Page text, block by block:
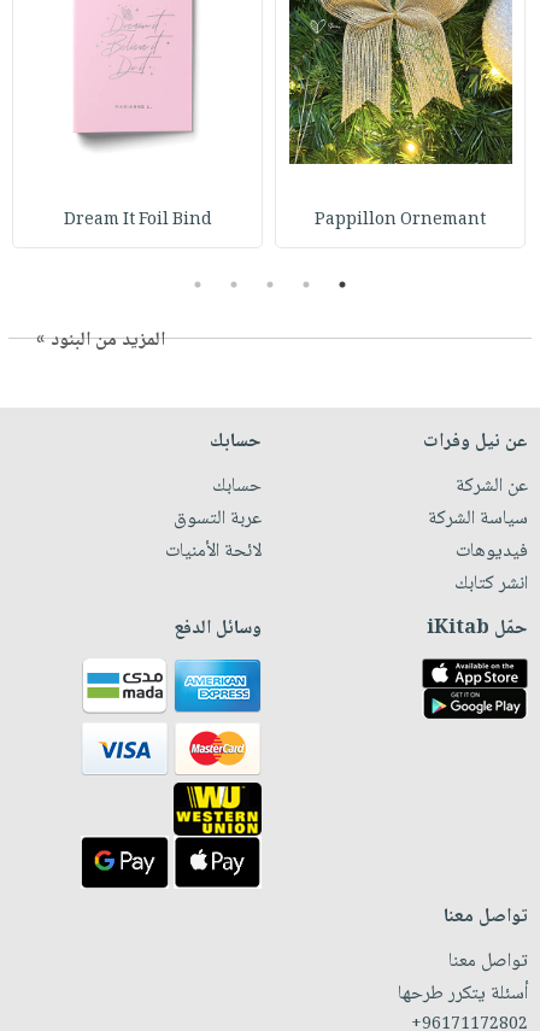
Pappillon Ornemant
Dream It Foil Bind
1
2
3
4
5
المزيد من البنود »
عن نيل وفرات
عن الشركة
سياسة الشركة
فيديوهات
انشر كتابك
حسابك
حسابك
عربة التسوق
لائحة الأمنيات
حمّل iKitab وسائل الدفع
تواصل معنا
تواصل معنا
أسئلة يتكرر طرحها
+96171172802